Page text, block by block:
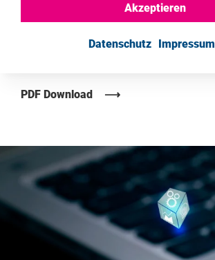
PDF Download
Akzeptieren
Datenschutz Impressum